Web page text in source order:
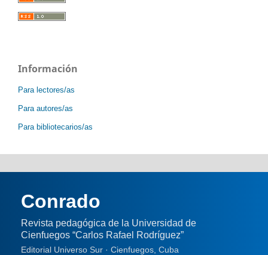
Información
Para lectores/as
Para autores/as
Para bibliotecarios/as
Conrado
Revista pedagógica de la Universidad de
Cienfuegos “Carlos Rafael Rodríguez”
Editorial Universo Sur · Cienfuegos, Cuba